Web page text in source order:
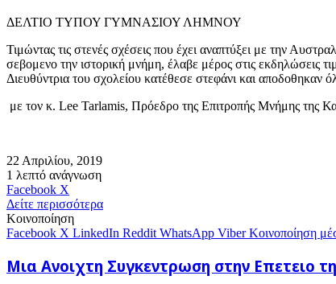
ΔΕΛΤΙΟ ΤΥΠΟΥ ΓΥΜΝΑΣΙΟΥ ΛΗΜΝΟΥ
Τιμώντας τις στενές σχέσεις που έχει αναπτύξει με την
σεβομενο την ιστορική μνήμη, έλαβε μέρος στις εκδηλώσεις
Διευθύντρια του σχολείου κατέθεσε στεφάνι και αποδοθηκαν
με τον κ. Lee Tarlamis, Πρόεδρο της Επιτροπής Μνήμης της
22 Απριλίου, 2019
1 λεπτό ανάγνωση
Facebook X
μέσω
E-
mail
Δείτε περισσότερα
Κοινοποίηση
Facebook X LinkedIn Reddit WhatsApp Viber Κοινοποίηση
Μια
Ανοιχτη
Μια Ανοιχτη Συγκεντρωση στην Επετειο